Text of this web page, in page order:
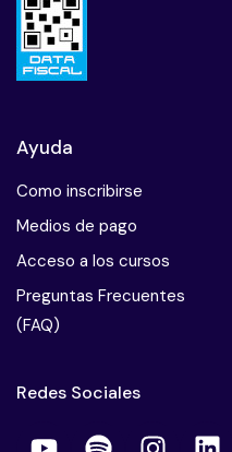
Ayuda
Como inscribirse
Medios de pago
Acceso a los cursos
Preguntas Frecuentes
(FAQ)
Redes Sociales